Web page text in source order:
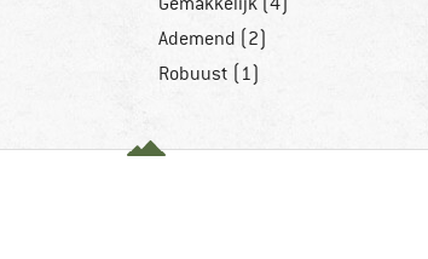
Ademend (2)
Robuust (1)